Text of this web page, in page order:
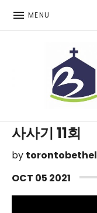
MENU
사사기 11회
by torontobethel
OCT 05 2021